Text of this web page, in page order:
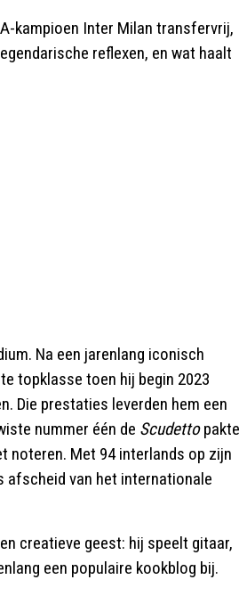
kampioen Inter Milan transfervrij,
reflexen, en wat haalt
Na een jarenlang iconisch
topklasse toen hij begin 2023
Die prestaties leverden hem een
nummer één de Scudettopakte
noteren. Met 94 interlands op zijn
afscheid van het internationale
creatieve geest: hij speelt gitaar,
een populaire kookblog bij.